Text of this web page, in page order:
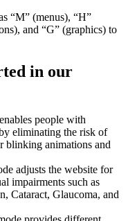
“M” (menus), “H”
and “G” (graphics) to
in our
people with
eliminating the risk of
blinking animations and
adjusts the website for
impairments such as
Cataract, Glaucoma, and